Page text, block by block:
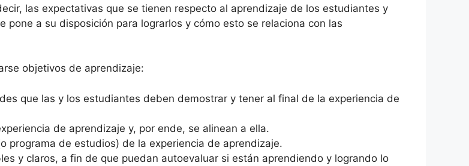
las expectativas que se tienen respecto al aprendizaje de los estudiantes y
pone a su disposición para lograrlos y cómo esto se relaciona con las
objetivos de aprendizaje:
que las y los estudiantes deben demostrar y tener al final de la experiencia de
de aprendizaje y, por ende, se alinean a ella.
programa de estudios) de la experiencia de aprendizaje.
y claros, a fin de que puedan autoevaluar si están aprendiendo y logrando lo